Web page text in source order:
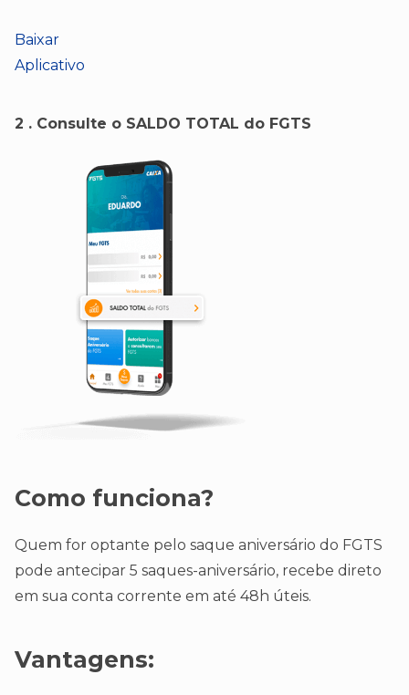
Baixar
Aplicativo
2 . Consulte o SALDO TOTAL do FGTS
Como funciona?
Quem for optante pelo saque aniversário do FGTS
pode antecipar 5 saques-aniversário, recebe direto
em sua conta corrente em até 48h úteis.
Vantagens: